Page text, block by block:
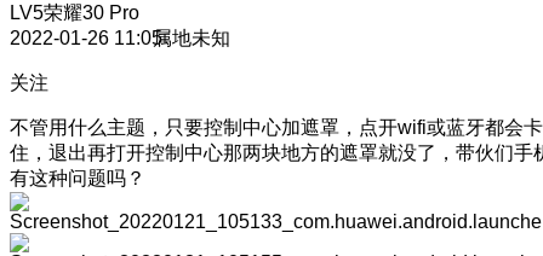
LV5荣耀30 Pro
2022-01-26 11:05属地未知
关注
不管用什么主题，只要控制中心加遮罩，点开wifi或蓝牙都会卡
住，退出再打开控制中心那两块地方的遮罩就没了，带伙们手
有这种问题吗？